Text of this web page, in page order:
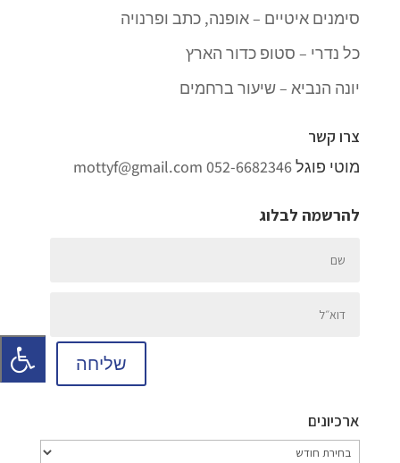
סימנים איטיים – אופנה, כתב ופרנויה
כל נדרי – סטופ כדור הארץ
יונה הנביא – שיעור ברחמים
צרו קשר
מוטי פוגל052-6682346
mottyf@gmail.com
להרשמה לבלוג
שליחה
ארכיונים
ארכיונים